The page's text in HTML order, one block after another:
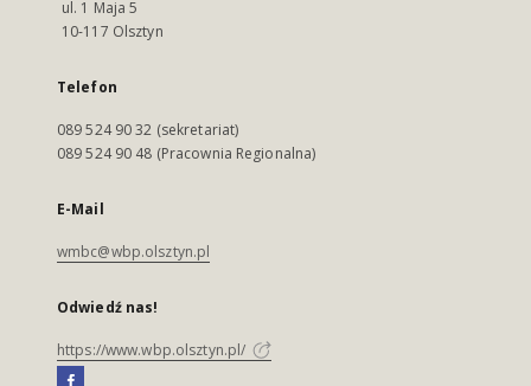
ul. 1 Maja 5
10-117 Olsztyn
Telefon
089 524 90 32 (sekretariat)
089 524 90 48 (Pracownia Regionalna)
E-Mail
wmbc@wbp.olsztyn.pl
Odwiedź nas!
https://www.wbp.olsztyn.pl/